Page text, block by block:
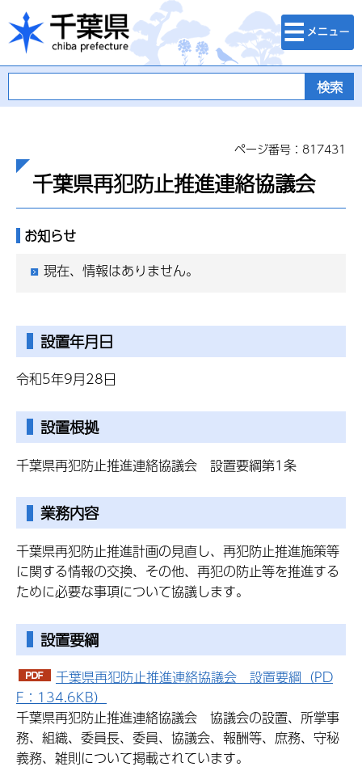
千葉県
検索・メニュ
ー
ページ番号：817431
千葉県再犯防止推進連絡協議会
お知らせ
現在、情報はありません。
設置年月日
令和5年9月28日
設置根拠
千葉県再犯防止推進連絡協議会 設置要綱第1条
業務内容
千葉県再犯防止推進計画の見直し、再犯防止推進施策等
に関する情報の交換、その他、再犯の防止等を推進する
ために必要な事項について協議します。
設置要綱
千葉県再犯防止推進連絡協議会 設置要綱（PD
F：134.6KB）
千葉県再犯防止推進連絡協議会 協議会の設置、所掌事
務、組織、委員長、委員、協議会、報酬等、庶務、守秘
義務、雑則について掲載されています。